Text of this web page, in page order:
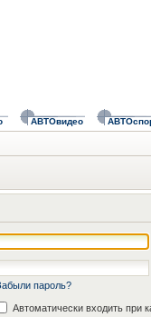
АВТОвидео
пароль?
Автоматически входить при